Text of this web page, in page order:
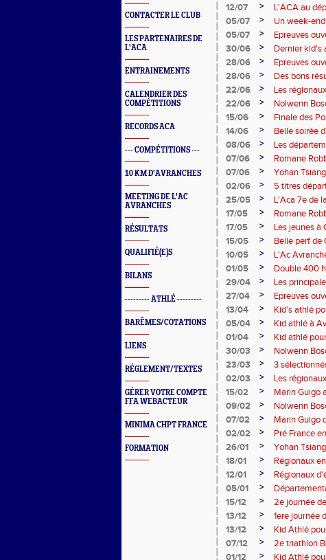
CONTACTER LE CLUB
LES PARTENAIRES DE
L'ACA
ENTRAINEMENTS
CALENDRIER DES
COMPÉTITIONS
RECORDS ACA
--- COMPÉTITIONS ---
10 KM D'AVRANCHES
MEETING DE L'AC
AVRANCHES
RÉSULTATS
QUALIFIÉ(E)S
BILANS
--------- ATHLÉ ---------
BARÊMES/COTATIONS
LIENS
RÉGLEMENT/TEXTES
GÉRER VOTRE COMPTE
FFA WEBACTEUR
MINIMA CHPT FRANCE
FORMATION
12/07
>
L'ACA au
05/07
>
Un week-
05/07
>
Epreuves
30/06
>
Dernier kid's
28/06
>
Epreuves
28/06
>
Des bons
22/06
>
Les
22/06
>
Nolwenn
15/06
>
Finale des
14/06
>
Belle soirée
08/06
>
Les
07/06
>
Romane
07/06
>
Yohan
02/06
>
5 titres
25/05
>
L'Aca 7e de
17/05
>
Romane
17/05
>
Les jeunes à
15/05
>
Belle perf de
10/05
>
L'Ac
01/05
>
Double 400
29/04
>
Les
27/04
>
Epreuves
13/04
>
Kid's athlé
05/04
>
Kid athlé à
01/04
>
Kid athlé
30/03
>
Nolwenn
23/03
>
3
02/03
>
Les
15/02
>
Marin Guigo
09/02
>
Nolwenn
07/02
>
Marin Guigo
02/02
>
Pré France
26/01
>
Yohan
18/01
>
Régionaux
12/01
>
Régionaux
05/01
>
15/12
>
2e journée
13/12
>
1ere journée
13/12
>
Kid Athlé
07/12
>
2e triathlon
01/12
> Kid Athlé